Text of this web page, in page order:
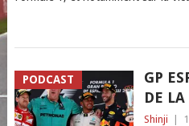
PODCAST
GP
DE LA
Shinji